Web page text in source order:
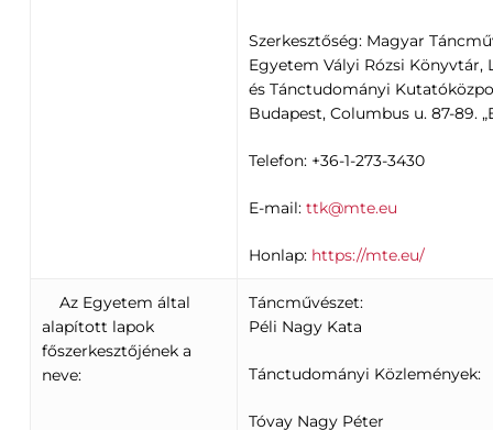
Szerkesztőség: Magyar
Egyetem Vályi Rózsi Könyvtár,
és Tánctudományi
Budapest, Columbus u. 87-89.
Telefon: +36-1-273-3430
E-mail: ttk@mte.eu
Honlap: https://mte.eu/
Az Egyetem által
alapított lapok
főszerkesztőjének a
neve:
Táncművészet:
Péli Nagy Kata
Tánctudományi Közlemények:
Tóvay Nagy Péter